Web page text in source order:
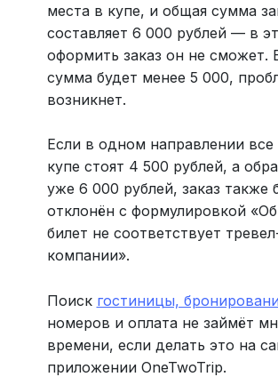
места в купе, и общая сумма
составляет 6 000 рублей — в
оформить заказ он не сможет.
сумма будет менее 5 000,
возникнет.
Если в одном направлении все
купе стоят 4 500 рублей, а
уже 6 000 рублей, заказ также
отклонён с формулировкой
билет не соответствует
компании».
Поиск гостиницы,
номеров и оплата не займёт
времени, если делать это на
приложении OneTwoTrip.